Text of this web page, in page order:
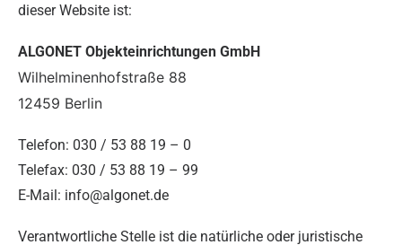
dieser Website ist:
ALGONET Objekteinrichtungen GmbH
Wilhelminenhofstraße 88
12459 Berlin
Telefon: 030 / 53 88 19 – 0
Telefax: 030 / 53 88 19 – 99
E-Mail: info@algonet.de
Verantwortliche Stelle ist die natürliche oder juristische